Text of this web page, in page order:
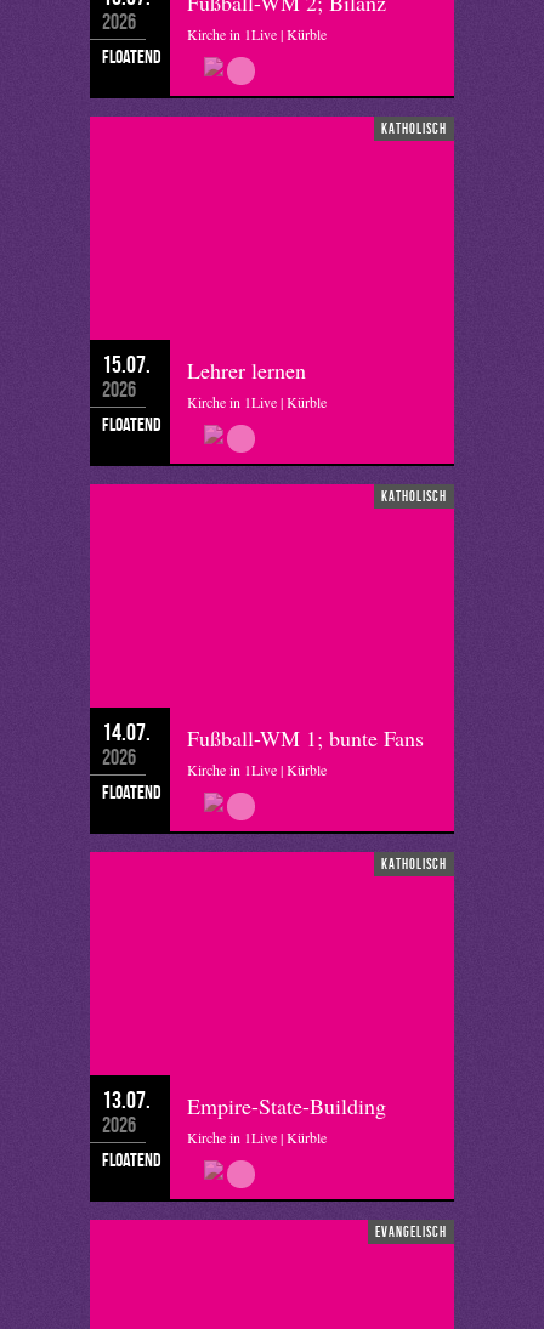
2026
floatend
Kirche in 1Live | Kürble
katholisch
15.07.
2026
floatend
Lehrer lernen
Kirche in 1Live | Kürble
katholisch
14.07.
2026
floatend
Fußball-WM 1; bunte Fans
Kirche in 1Live | Kürble
katholisch
13.07.
2026
floatend
Empire-State-Building
Kirche in 1Live | Kürble
evangelisch